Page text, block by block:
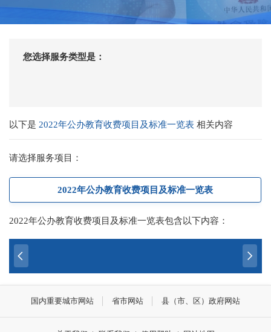
您选择服务类型是：
以下是 2022年公办教育收费项目及标准一览表相关内容
请选择服务项目：
2022年公办教育收费项目及标准一览表
2022年公办教育收费项目及标准一览表包含以下内容：
国内重要城市网站 省市网站 县（市、区）政府网站